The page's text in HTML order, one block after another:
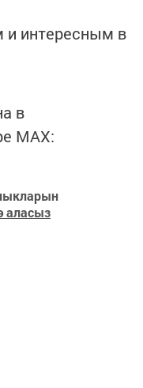
интересным в
в
MАХ:
аласыз